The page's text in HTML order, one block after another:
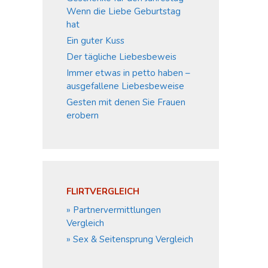
Wenn die Liebe Geburtstag
hat
Ein guter Kuss
Der tägliche Liebesbeweis
Immer etwas in petto haben –
ausgefallene Liebesbeweise
Gesten mit denen Sie Frauen
erobern
FLIRTVERGLEICH
» Partnervermittlungen
Vergleich
» Sex & Seitensprung Vergleich